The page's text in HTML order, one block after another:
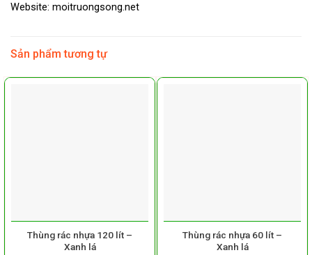
Website: moitruongsong.net
Sản phẩm tương tự
Thùng rác nhựa 120 lít –
Xanh lá
Thùng rác nhựa 60 lít –
Xanh lá